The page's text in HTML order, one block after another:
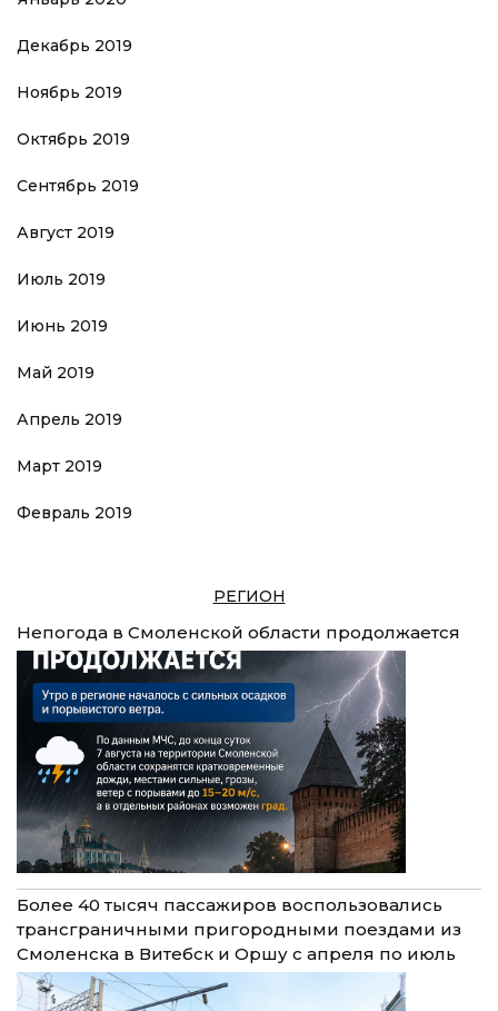
Декабрь 2019
Ноябрь 2019
Октябрь 2019
Сентябрь 2019
Август 2019
Июль 2019
Июнь 2019
Май 2019
Апрель 2019
Март 2019
Февраль 2019
РЕГИОН
Непогода в Смоленской области продолжается
Более 40 тысяч пассажиров воспользовались
трансграничными пригородными поездами из
Смоленска в Витебск и Оршу с апреля по июль